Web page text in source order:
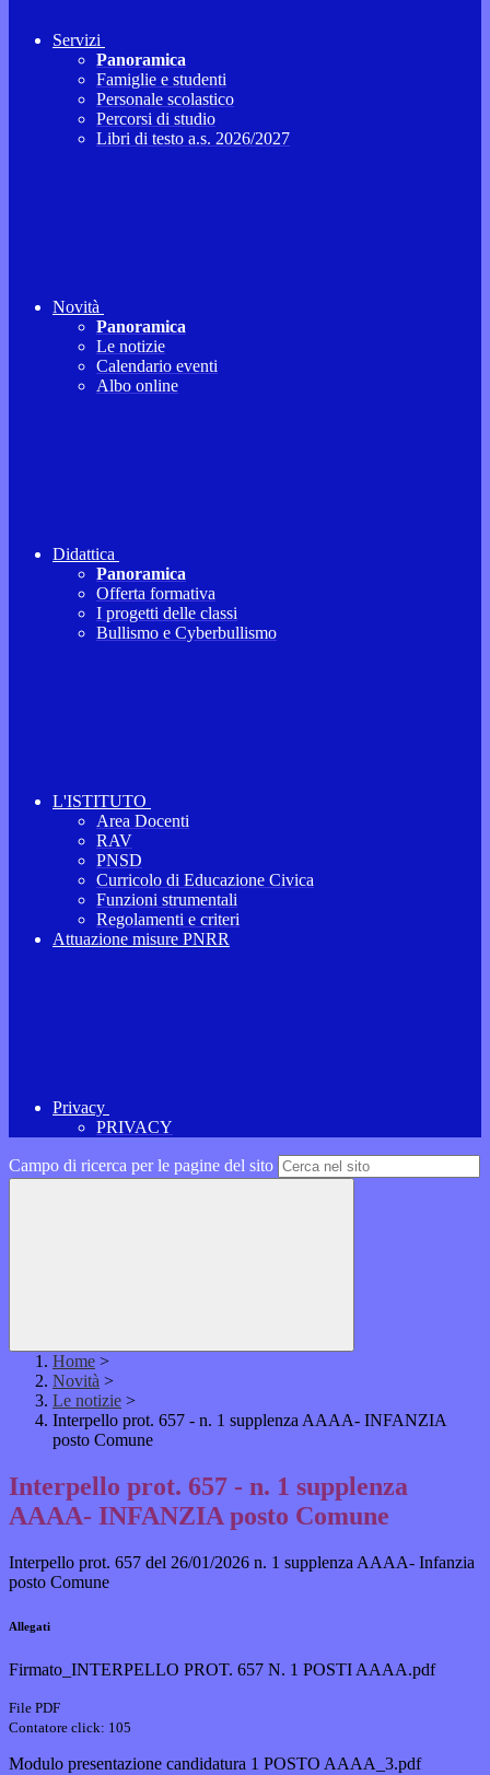
Servizi
Panoramica
Famiglie e studenti
Personale scolastico
Percorsi di studio
Libri di testo a.s. 2026/2027
Novità
Panoramica
Le notizie
Calendario eventi
Albo online
Didattica
Panoramica
Offerta formativa
I progetti delle classi
Bullismo e Cyberbullismo
L'ISTITUTO
Area Docenti
RAV
PNSD
Curricolo di Educazione Civica
Funzioni strumentali
Regolamenti e criteri
Attuazione misure PNRR
Privacy
PRIVACY
Campo di ricerca per le pagine del sito
Home >
Novità >
Le notizie >
Interpello prot. 657 - n. 1 supplenza AAAA- INFANZIA
posto Comune
Interpello prot. 657 - n. 1 supplenza
AAAA- INFANZIA posto Comune
Interpello prot. 657 del 26/01/2026 n. 1 supplenza AAAA- Infanzia
posto Comune
Allegati
Firmato_INTERPELLO PROT. 657 N. 1 POSTI AAAA.pdf
File PDF
Contatore click: 105
Modulo presentazione candidatura 1 POSTO AAAA_3.pdf